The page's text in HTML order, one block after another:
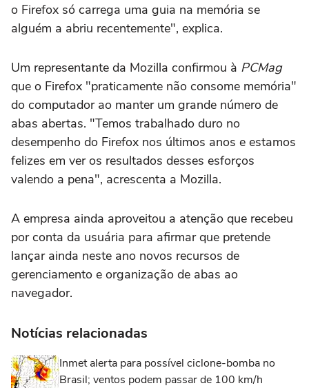
o Firefox só carrega uma guia na memória se
alguém a abriu recentemente", explica.
Um representante da Mozilla confirmou à PCMag
que o Firefox "praticamente não consome memória"
do computador ao manter um grande número de
abas abertas. "Temos trabalhado duro no
desempenho do Firefox nos últimos anos e estamos
felizes em ver os resultados desses esforços
valendo a pena", acrescenta a Mozilla.
A empresa ainda aproveitou a atenção que recebeu
por conta da usuária para afirmar que pretende
lançar ainda neste ano novos recursos de
gerenciamento e organização de abas ao
navegador.
Notícias relacionadas
Inmet alerta para possível ciclone-bomba no
Brasil; ventos podem passar de 100 km/h